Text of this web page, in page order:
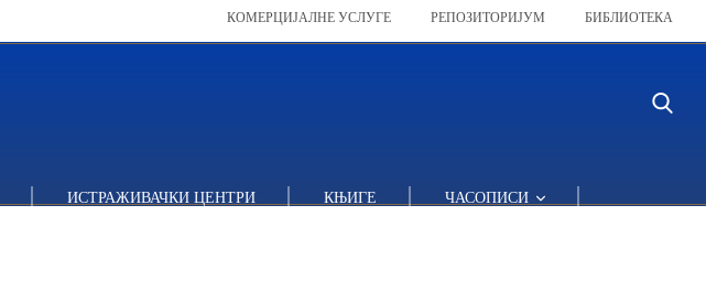
КОМЕРЦИЈАЛНЕ УСЛУГЕ РЕПОЗИТОРИЈУМ БИБЛИОТЕКА
ИСТРАЖИВАЧКИ ЦЕНТРИ КЊИГЕ ЧАСОПИСИ